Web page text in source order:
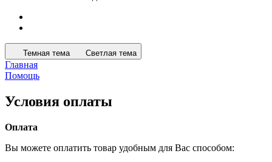
Темная тема Светлая тема
Главная
Помощь
Условия оплаты
Оплата
Вы можете оплатить товар удобным для Вас способом: